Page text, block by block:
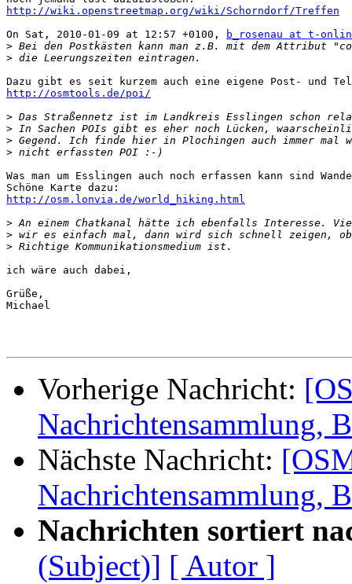
http://wiki.openstreetmap.org/wiki/Schorndorf/Treffen
On Sat, 2010-01-09 at 12:57 +0100,
b_rosenau at t-
>
>
http://osmtools.de/poi/
>
>
>
>
Was man um Esslingen auch noch erfassen kann sind
http://osm.lonvia.de/world_hiking.html
>
>
>
ich wäre auch dabei,
Grüße,
Michael
Vorherige Nachricht:
Nachrichtensammlung,
Nächste Nachricht:
Nachrichtensammlung,
Nachrichten sortiert
(Subject)] [ Autor ]